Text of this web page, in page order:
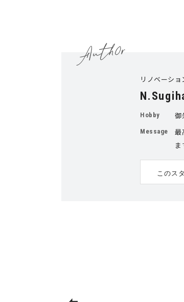
リノベーショ
Hobby 御
Message
最
ま
このス